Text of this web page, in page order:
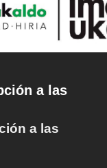
a las
a las